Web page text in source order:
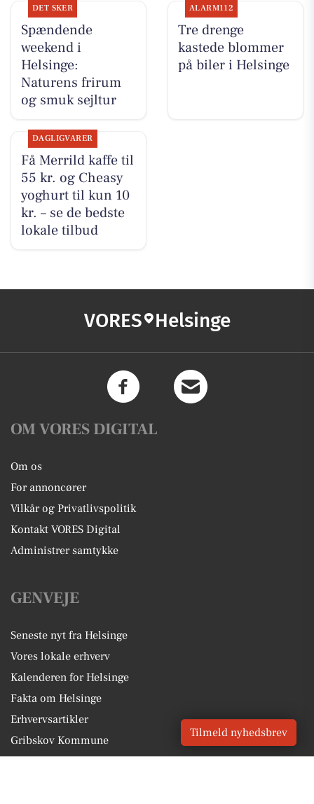
DET SKER
Spændende
weekend i
Helsinge:
Naturens frirum
og smuk sejltur
ALARM112
Tre drenge
kastede blommer
på biler i Helsinge
DAGLIGVARER
Få Merrild kaffe til
55 kr. og Cheasy
yoghurt til kun 10
kr. – se de bedste
lokale tilbud
VORES Helsinge
OM VORES DIGITAL
Om os
For annoncører
Vilkår og Privatlivspolitik
Kontakt VORES Digital
Administrer samtykke
GENVEJE
Seneste nyt fra Helsinge
Vores lokale erhverv
Kalenderen for Helsinge
Fakta om Helsinge
Erhvervsartikler
Gribskov Kommune
Tilmeld nyhedsbrev